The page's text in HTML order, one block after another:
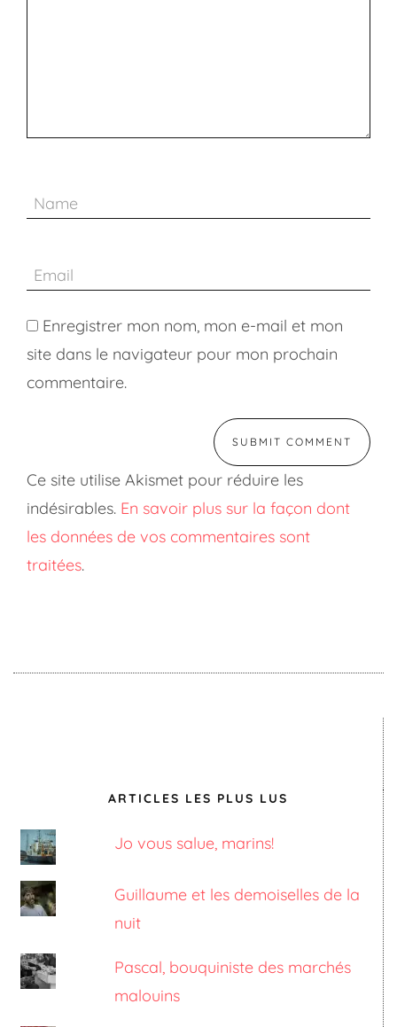
Enregistrer mon nom, mon e-mail et mon
site dans le navigateur pour mon prochain
commentaire.
Ce site utilise Akismet pour réduire les
indésirables. En savoir plus sur la façon dont
les données de vos commentaires sont
traitées.
ARTICLES LES PLUS LUS
Jo vous salue, marins!
Guillaume et les demoiselles de la
nuit
Pascal, bouquiniste des marchés
malouins